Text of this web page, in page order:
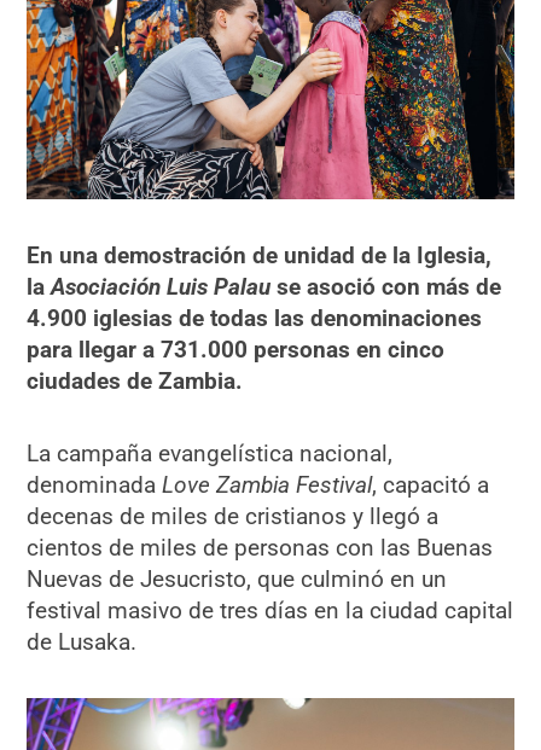
En una demostración de unidad de la Iglesia,
laAsociación Luis Palau se asoció con más de
4.900 iglesias de todas las denominaciones
para llegar a 731.000 personas en cinco
ciudades de Zambia.
La campaña evangelística nacional,
denominadaLove Zambia Festival, capacitó a
decenas de miles de cristianos y llegó a
cientos de miles de personas con las Buenas
Nuevas de Jesucristo, que culminó en un
festival masivo de tres días en la ciudad capital
de Lusaka.